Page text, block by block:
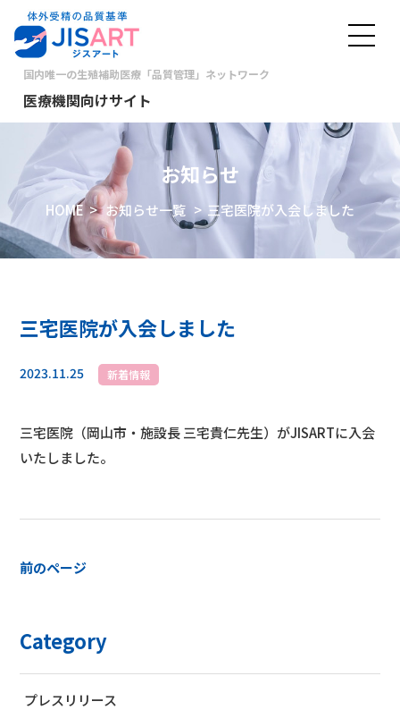
国内唯一の生殖補助医療「品質管理」ネットワーク
医療機関向けサイト
お知らせ
HOME>お知らせ一覧 > 三宅医院が入会しました
三宅医院が入会しました
2023.11.25 新着情報
三宅医院 （岡山市・施設長 三宅貴仁先生）がJISARTに入会
いたしました。
前のページ
Category
プレスリリース